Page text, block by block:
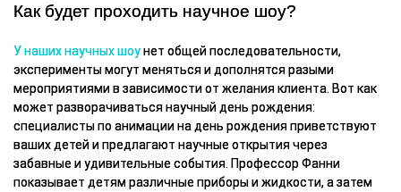
Как будет проходить научное шоу?
У наших научных шоунет общей последовательности,
эксперименты могут меняться и дополнятся разыми
мероприятиями в зависимости от желания клиента. Вот как
может разворачиваться научный день рождения:
специалисты по анимации на день рождения приветствуют
ваших детей и предлагают научные открытия через
забавные и удивительные события. Профессор Фанни
показывает детям различные приборы и жидкости, а затем